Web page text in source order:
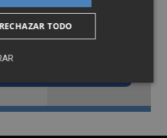
la actualidad de
Plaza en tu correo
RECHAZAR TODO